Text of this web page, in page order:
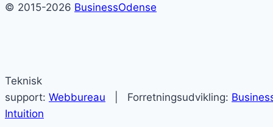
© 2015-2026 BusinessOdense
Teknisk
support: Webbureau | Forretningsudvikling:
Intuition